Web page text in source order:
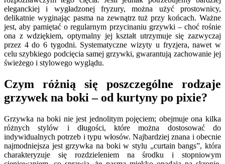
eleganckiej i wygładzonej fryzury, można użyć prostownicy,
delikatnie wyginając pasma na zewnątrz tuż przy końcach. Ważne
jest, aby pamiętać o regularnym przycinaniu grzywki – choć rośnie
ona z wdziękiem, optymalny jej kształt utrzymuje się zazwyczaj
przez 4 do 6 tygodni. Systematyczne wizyty u fryzjera, nawet w
celu szybkiego podcięcia samej grzywki, gwarantują zachowanie jej
świeżego i stylowego wyglądu.
Czym różnią się poszczególne rodzaje
grzywek na boki – od kurtyny po pixie?
Grzywka na boki nie jest jednolitym pojęciem; obejmuje ona kilka
różnych stylów i długości, które można dostosować do
indywidualnych potrzeb i typu włosów. Najbardziej znana i obecnie
najmodniejsza jest grzywka na boki w stylu „curtain bangs”, która
charakteryzuje się rozdzieleniem na środku i stopniowym